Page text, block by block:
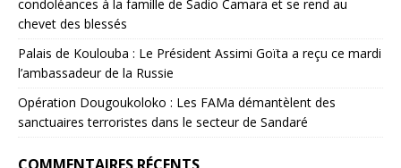
condoléances à la famille de Sadio Camara et se rend au
chevet des blessés
Palais de Koulouba : Le Président Assimi Goïta a reçu ce mardi
l’ambassadeur de la Russie
Opération Dougoukoloko : Les FAMa démantèlent des
sanctuaires terroristes dans le secteur de Sandaré